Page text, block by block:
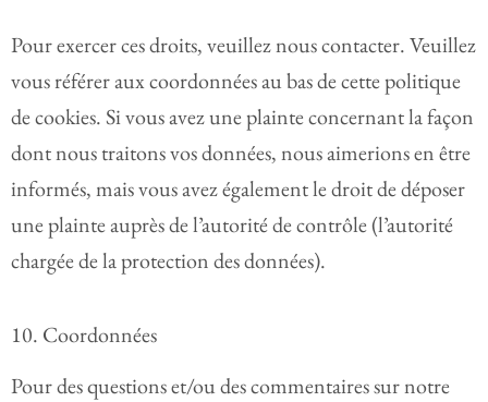
Pour exercer ces droits, veuillez nous contacter. Veuillez
vous référer aux coordonnées au bas de cette politique
de cookies. Si vous avez une plainte concernant la façon
dont nous traitons vos données, nous aimerions en être
informés, mais vous avez également le droit de déposer
une plainte auprès de l’autorité de contrôle (l’autorité
chargée de la protection des données).
10. Coordonnées
Pour des questions et/ou des commentaires sur notre